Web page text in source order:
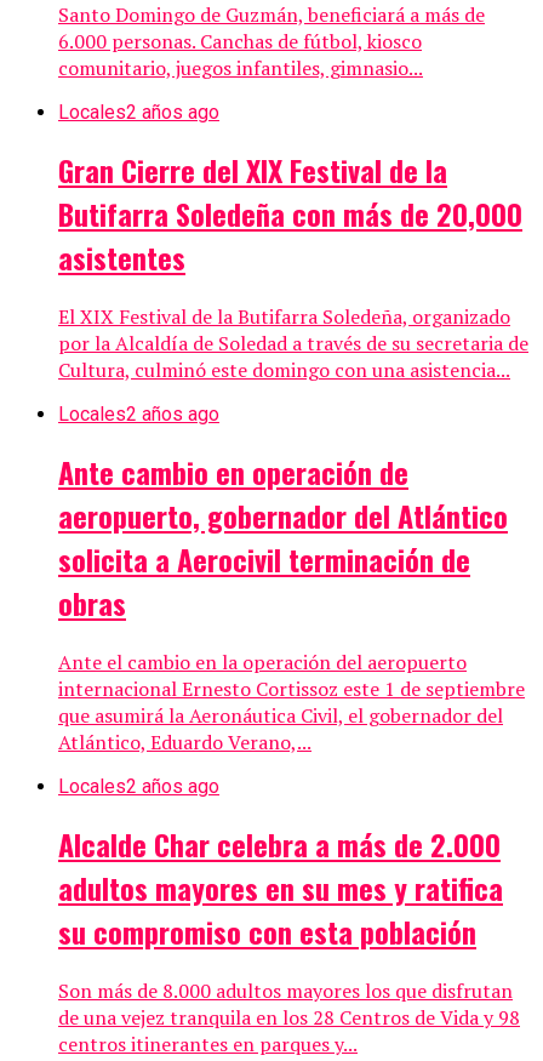
Santo Domingo de Guzmán, beneficiará a más de
6.000 personas. Canchas de fútbol, kiosco
comunitario, juegos infantiles, gimnasio...
Locales2 años ago
Gran Cierre del XIX Festival de la
Butifarra Soledeña con más de 20,000
asistentes
El XIX Festival de la Butifarra Soledeña, organizado
por la Alcaldía de Soledad a través de su secretaria de
Cultura, culminó este domingo con una asistencia...
Locales2 años ago
Ante cambio en operación de
aeropuerto, gobernador del Atlántico
solicita a Aerocivil terminación de
obras
Ante el cambio en la operación del aeropuerto
internacional Ernesto Cortissoz este 1 de septiembre
que asumirá la Aeronáutica Civil, el gobernador del
Atlántico, Eduardo Verano,...
Locales2 años ago
Alcalde Char celebra a más de 2.000
adultos mayores en su mes y ratifica
su compromiso con esta población
Son más de 8.000 adultos mayores los que disfrutan
de una vejez tranquila en los 28 Centros de Vida y 98
centros itinerantes en parques y...